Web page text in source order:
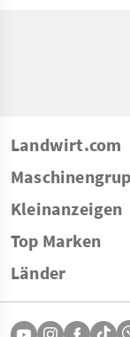
Landwirt.com
Kleinanzeigen
Top Marken
Länder